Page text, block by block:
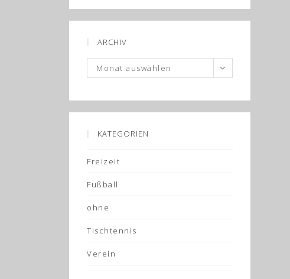
ARCHIV
Archiv
Monat auswählen
KATEGORIEN
Freizeit
Fußball
ohne
Tischtennis
Verein